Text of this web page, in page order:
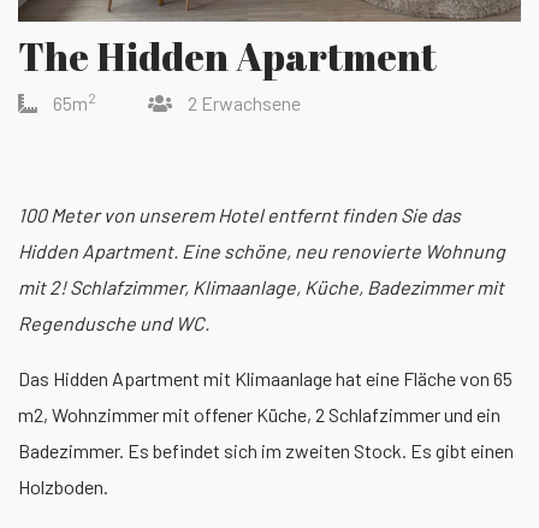
The Hidden Apartment
65m2 2 Erwachsene
100 Meter von unserem Hotel entfernt finden Sie das
Hidden Apartment. Eine schöne, neu renovierte Wohnung
mit 2! Schlafzimmer, Klimaanlage, Küche, Badezimmer mit
Regendusche und WC.
Das Hidden Apartment mit Klimaanlage hat eine Fläche von 65
m2, Wohnzimmer mit offener Küche, 2 Schlafzimmer und ein
Badezimmer. Es befindet sich im zweiten Stock. Es gibt einen
Holzboden.